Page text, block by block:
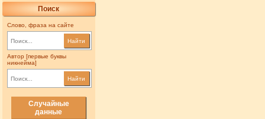
Поиск
Слово, фраза на сайте
Найти
Автор [первые буквы
никнейма]
Найти
Случайные
данные